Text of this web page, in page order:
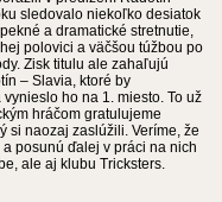
sledovalo niekoľko desiatok
a dramatické stretnutie,
polovici a väčšou túžbou po
Zisk titulu ale zahaľujú
– Slavia, ktoré by
ho na 1. miesto. To už
hráčom gratulujeme
si naozaj zaslúžili. Veríme, že
posunú ďalej v práci na nich
ale aj klubu Tricksters.